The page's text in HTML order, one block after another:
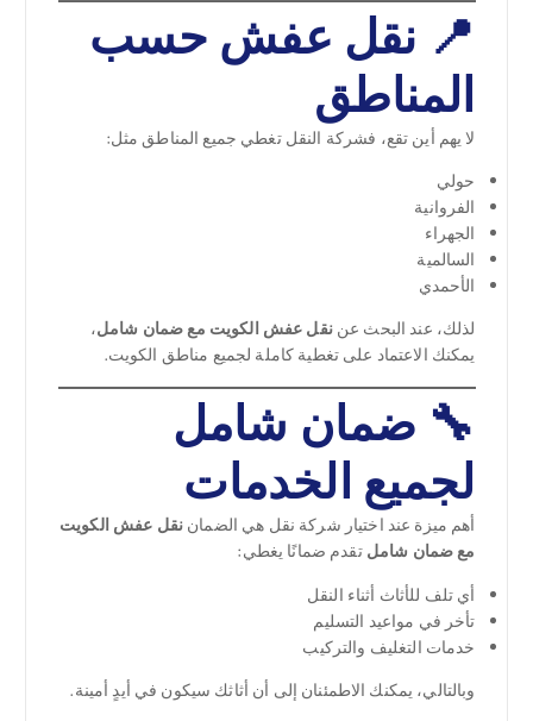
📍 نقل عفش حسب
المناطق
لا يهم أين تقع، فشركة النقل تغطي جميع المناطق مثل:
حولي
الفروانية
الجهراء
السالمية
الأحمدي
لذلك، عند البحث عننقل عفش الكويت مع ضمان شامل،
يمكنك الاعتماد على تغطية كاملة لجميع مناطق الكويت.
🔧 ضمان شامل
لجميع الخدمات
أهم ميزة عند اختيار شركة نقل هي الضماننقل عفش الكويت
مع ضمان شاملتقدم ضمانًا يغطي:
أي تلف للأثاث أثناء النقل
تأخر في مواعيد التسليم
خدمات التغليف والتركيب
وبالتالي، يمكنك الاطمئنان إلى أن أثاثك سيكون في أيدٍ أمينة.